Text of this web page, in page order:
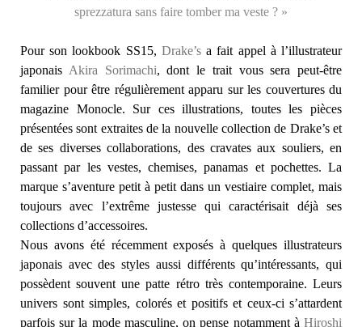
sprezzatura sans faire tomber ma veste ? »
Pour son lookbook SS15, Drake’sa fait appel à l’illustrateur
japonais Akira Sorimachi, dont le trait vous sera peut-être
familier pour être régulièrement apparu sur les couvertures du
magazine Monocle. Sur ces illustrations, toutes les pièces
présentées sont extraites de la nouvelle collection de Drake’s et
de ses diverses collaborations, des cravates aux souliers, en
passant par les vestes, chemises, panamas et pochettes. La
marque s’aventure petit à petit dans un vestiaire complet, mais
toujours avec l’extrême justesse qui caractérisait déjà ses
collections d’accessoires.
Nous avons été récemment exposés à quelques illustrateurs
japonais avec des styles aussi différents qu’intéressants, qui
possèdent souvent une patte rétro très contemporaine. Leurs
univers sont simples, colorés et positifs et ceux-ci s’attardent
parfois sur la mode masculine, on pense notamment à Hiroshi